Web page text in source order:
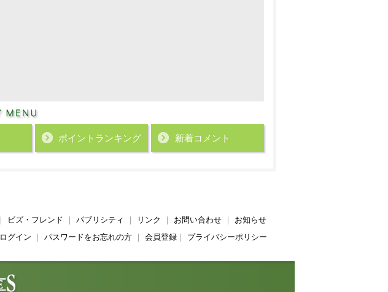
ポイント ランキング 新着コメント
ビズ・フレンド パブリシティ リンク お問い合わせ｜ お知らせ
ログイン パスワードをお忘れの方｜ 会員登録｜ プライバシーポリシー